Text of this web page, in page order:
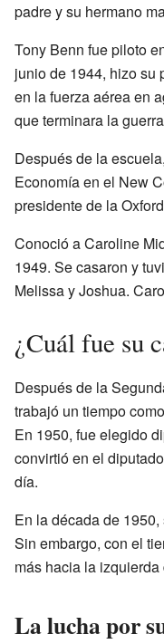
padre y su hermano
Tony Benn fue piloto
junio de 1944, hizo su
en la fuerza aérea en
que terminara la
Después de la
Economía en el New
presidente de la
Conoció a Caroline
1949. Se casaron y
Melissa y Joshua.
¿Cuál fue su
Después de la
trabajó un tiempo
En 1950, fue elegido
convirtió en el
día.
En la década de
Sin embargo, con el
más hacia la
La lucha por